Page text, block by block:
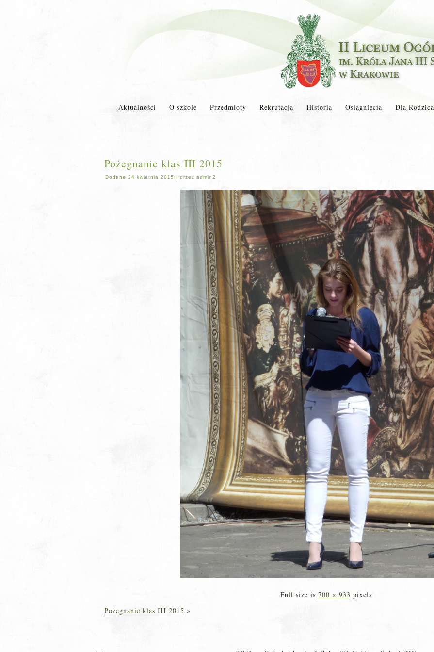
Aktualności O szkole Przedmioty Rekrutacja Historia Osiągnięcia Dla Rodzica
Pożegnanie klas III 2015
Dodane 24 kwietnia 2015 | przez admin2
Full size is 700 × 933 pixels
Pożegnanie klas III 2015 »